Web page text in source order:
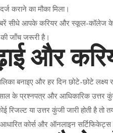
कराने का मौका मिला।
सीधे आपके करियर और स्कूल-कॉलेज के
की जाँच जरूरी है।
और
बनाइए और हर दिन छोटे-छोटे लक्ष्य
के प्रश्नपत्र और आधिकारिक उत्तर
रिजल्ट या उत्तर कुंजी जारी होती है
कोर्स और ऑनलाइन